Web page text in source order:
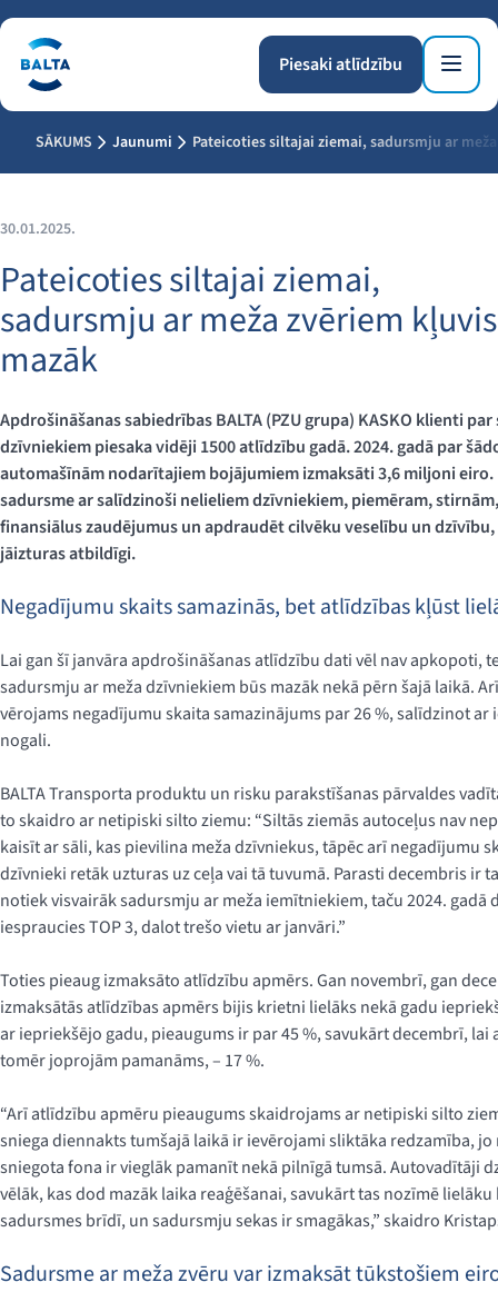
Piesaki atlīdzību
SĀKUMS Jaunumi Pateicoties siltajai ziemai, sadursmju ar
30.01.2025.
Pateicoties siltajai ziemai,
sadursmju ar meža zvēriem kļuvis
mazāk
Apdrošināšanas sabiedrības BALTA (PZU grupa) KASKO klienti
dzīvniekiem piesaka vidēji 1500 atlīdzību gadā. 2024. gadā par
automašīnām nodarītajiem bojājumiem izmaksāti 3,6 miljoni eiro.
sadursme ar salīdzinoši nelieliem dzīvniekiem, piemēram,
finansiālus zaudējumus un apdraudēt cilvēku veselību un
jāizturas atbildīgi.
Negadījumu skaits samazinās, bet atlīdzības kļūst
Lai gan šī janvāra apdrošināšanas atlīdzību dati vēl nav apkopoti,
sadursmju ar meža dzīvniekiem būs mazāk nekā pērn šajā laikā.
vērojams negadījumu skaita samazinājums par 26 %, salīdzinot ar
nogali.
BALTA Transporta produktu un risku parakstīšanas pārvaldes
to skaidro ar netipiski silto ziemu: “Siltās ziemās autoceļus nav
kaisīt ar sāli, kas pievilina meža dzīvniekus, tāpēc arī negadījumu
dzīvnieki retāk uzturas uz ceļa vai tā tuvumā. Parasti decembris ir
notiek visvairāk sadursmju ar meža iemītniekiem, taču 2024. gadā
iespraucies TOP 3, dalot trešo vietu ar janvāri.”
Toties pieaug izmaksāto atlīdzību apmērs. Gan novembrī, gan
izmaksātās atlīdzības apmērs bijis krietni lielāks nekā gadu
ar iepriekšējo gadu, pieaugums ir par 45 %, savukārt decembrī, lai
tomēr joprojām pamanāms, – 17 %.
“Arī atlīdzību apmēru pieaugums skaidrojams ar netipiski silto
sniega diennakts tumšajā laikā ir ievērojami sliktāka redzamība, jo
sniegota fona ir vieglāk pamanīt nekā pilnīgā tumsā. Autovadītāji
vēlāk, kas dod mazāk laika reaģēšanai, savukārt tas nozīmē
sadursmes brīdī, un sadursmju sekas ir smagākas,” skaidro
Sadursme ar meža zvēru var izmaksāt tūkstošiem